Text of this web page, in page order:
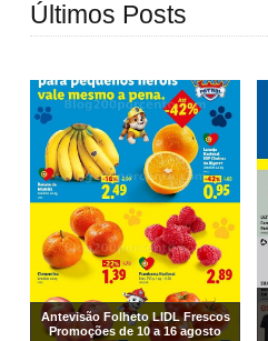
Últimos Posts
Antevisão Folheto LIDL Frescos
Promoções de 10 a 16 agosto